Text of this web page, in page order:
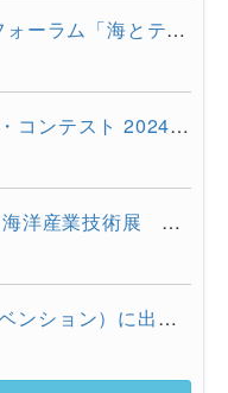
第10回 超スマート社会推進フォーラム「海とテクノロジーの融合が...
東京海洋大学ビジネスプラン・コンテスト 2024を開催しました
Offshore Tech Japan 2025 海洋産業技術展 ー海洋資源の利活用...
うみコン（海と産業革新コンベンション）に出展しました（12/13 ...